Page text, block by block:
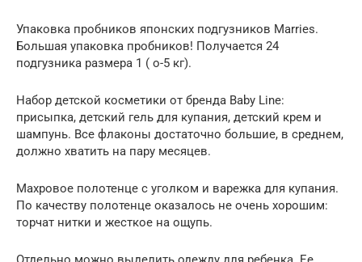
Упаковка пробников японских подгузников Marries.
Большая упаковка пробников! Получается 24
подгузника размера 1 ( о-5 кг).
Набор детской косметики от бренда Baby Line:
присыпка, детский гель для купания, детский крем и
шампунь. Все флаконы достаточно большие, в среднем,
должно хватить на пару месяцев.
Махровое полотенце с уголком и варежка для купания.
По качеству полотенце оказалось не очень хорошим:
торчат нитки и жесткое на ощупь.